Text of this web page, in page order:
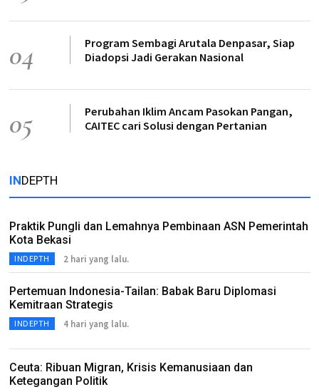
04
Program Sembagi Arutala Denpasar, Siap
Diadopsi Jadi Gerakan Nasional
05
Perubahan Iklim Ancam Pasokan Pangan,
CAITEC cari Solusi dengan Pertanian
INDEPTH
Praktik Pungli dan Lemahnya Pembinaan ASN Pemerintah
Kota Bekasi
INDEPTH 2 hari yang lalu.
Pertemuan Indonesia-Tailan: Babak Baru Diplomasi
Kemitraan Strategis
INDEPTH 4 hari yang lalu.
Ceuta: Ribuan Migran, Krisis Kemanusiaan dan
Ketegangan Politik